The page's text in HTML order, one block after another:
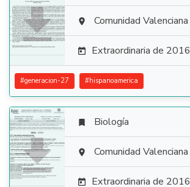
  Comunidad Valenciana
 Extraordinaria de 2016
#generacion-27 #hispanoamerica

 Biología
 Comunidad Valenciana
 Extraordinaria de 2016